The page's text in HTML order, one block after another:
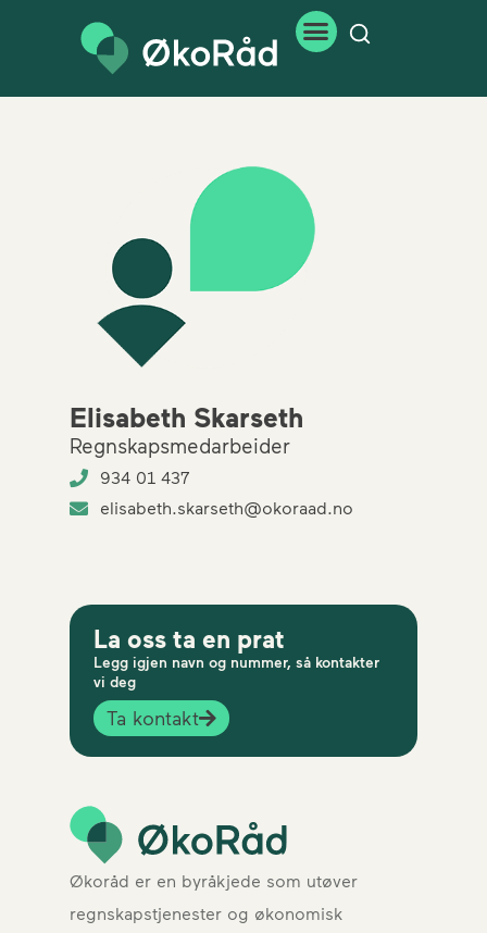
Elisabeth Skarseth
Regnskapsmedarbeider
934 01 437
elisabeth.skarseth@okoraad.no
La oss ta en prat
Legg igjen navn og nummer, så kontakter
vi deg
Ta kontakt
Økoråd er en byråkjede som utøver
regnskapstjenester og økonomisk